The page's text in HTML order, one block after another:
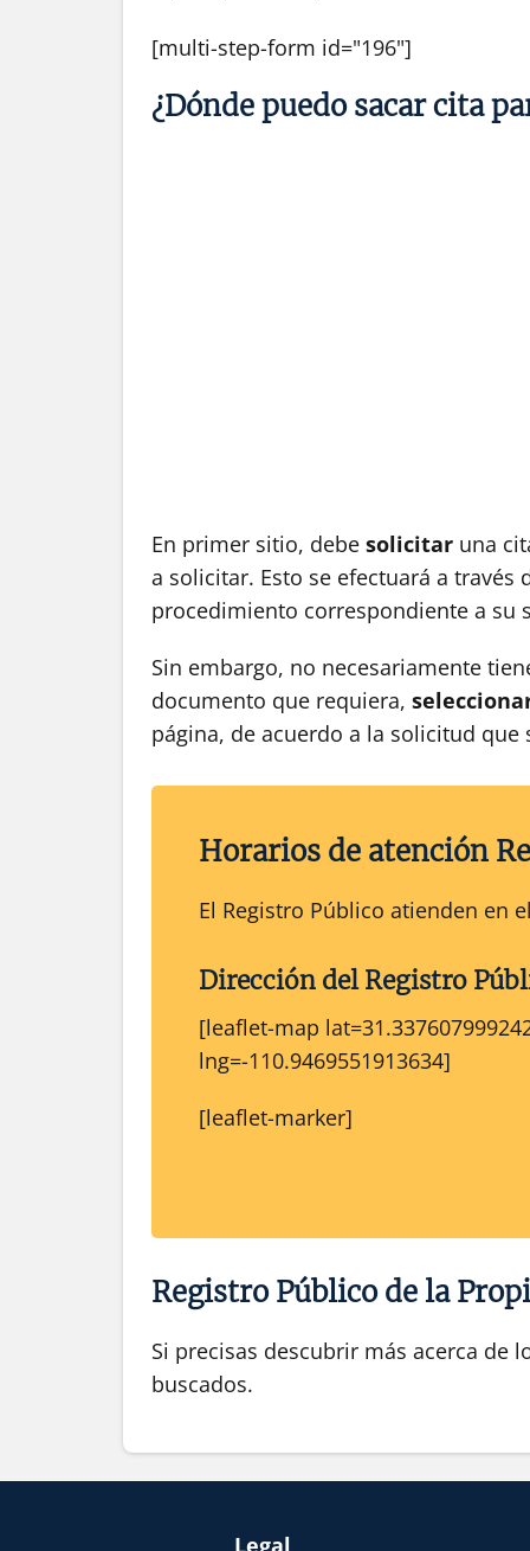
[multi-step-form id="196"]
¿Dónde puedo sacar cita
En primer sitio, debe solicitar una
a solicitar. Esto se efectuará a través
procedimiento correspondiente a su
Sin embargo, no necesariamente
documento que requiera,
página, de acuerdo a la solicitud que
Horarios de atención
El Registro Público atienden en
Dirección delRegistro
[leaflet-map
lng=-110.9469551913634]
[leaflet-marker]
Registro Público de la
Si precisas descubrir más acerca de
buscados.
Legal